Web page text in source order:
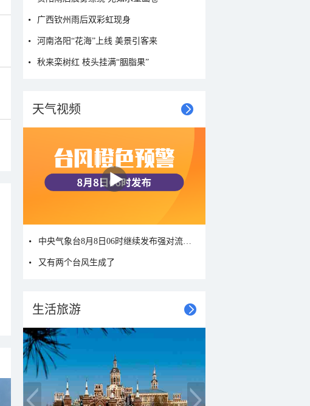
广西钦州雨后双彩虹现身
河南洛阳“花海”上线 美景引客来
秋来栾树红 枝头挂满“胭脂果”
天气视频
又有两个台风生成了
生活旅游